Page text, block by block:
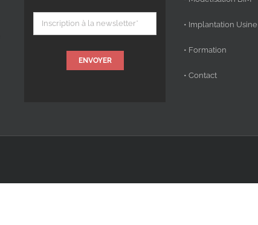
ENVOYER
• Implantation Usine
• Formation
• Contact